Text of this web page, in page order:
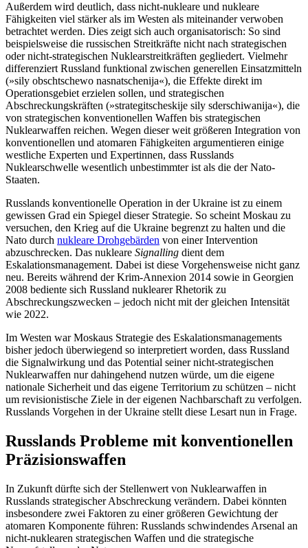
Außerdem wird deutlich, dass nicht-nukleare und nukleare
Fähigkeiten viel stärker als im Westen als miteinander ver­woben
betrachtet werden. Dies zeigt sich auch organisatorisch: So sind
beispielsweise die russischen Streitkräfte nicht nach stra­tegischen
oder nicht-strategischen Nuklearstreitkräften gegliedert. Vielmehr
differenziert Russland funktional zwischen gene­rellen Einsatzmitteln
(»sily obschtschewo nasnatschenija«), die Effekte direkt im
Operationsgebiet erzielen sollen, und stra­tegischen
Abschreckungskräften (»strategi­tscheskije sily sderschiwanija«), die
von strategischen konventionellen Waffen bis strategischen
Nuklearwaffen reichen. Wegen dieser weit größeren Integration von
kon­ventionellen und atomaren Fähigkeiten argumen­tieren einige
westliche Experten und Expertinnen, dass Russlands
Nuklearschwelle wesentlich unbestimmter ist als die der Nato-
Staaten.
Russlands konventionelle Operation in der Ukraine ist zu einem
gewissen Grad ein Spiegel dieser Strategie. So scheint Moskau zu
versuchen, den Krieg auf die Ukraine begrenzt zu halten und die
Nato durch nukleare Drohgebärden von einer Intervention
abzuschrecken. Das nukleare Signalling dient dem
Eskalationsmanagement. Dabei ist diese Vorgehensweise nicht ganz
neu. Bereits während der Krim-Annexion 2014 sowie in Georgien
2008 bediente sich Russ­land nuklearer Rhetorik zu
Abschreckungszwecken – jedoch nicht mit der gleichen Intensität
wie 2022.
Im Westen war Moskaus Strategie des Eskalationsmanagements
bisher jedoch überwiegend so interpretiert worden, dass Russland
die Signalwirkung und das Poten­tial seiner nicht-strategischen
Nuklear­waffen nur dahingehend nutzen würde, um die eigene
nationale Sicherheit und das eigene Territorium zu schützen – nicht
um revisionistische Ziele in der eigenen Nachbarschaft zu verfolgen.
Russlands Vor­gehen in der Ukraine stellt diese Lesart nun in Frage.
Russlands Probleme mit konventionellen
Präzisionswaffen
In Zukunft dürfte sich der Stellenwert von Nuklearwaffen in
Russlands strategischer Abschreckung verändern. Dabei könnten
insbesondere zwei Faktoren zu einer größe­ren Gewichtung der
atomaren Komponente führen: Russlands schwindendes Arsenal an
nicht-nuklearen strategischen Waffen und die strategische